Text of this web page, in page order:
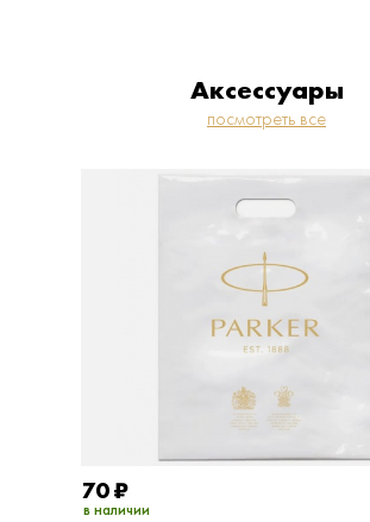
Аксессуары
посмотреть все
70₽
в наличии